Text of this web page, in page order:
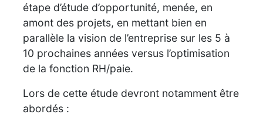
étape d’étude d’opportunité, menée, en
amont des projets, en mettant bien en
parallèle la vision de l’entreprise sur les 5 à
10 prochaines années versus l’optimisation
de la fonction RH/paie.
Lors de cette étude devront notamment être
abordés :